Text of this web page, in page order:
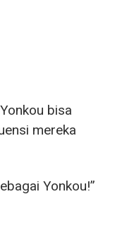
bisa
mereka
Yonkou!”